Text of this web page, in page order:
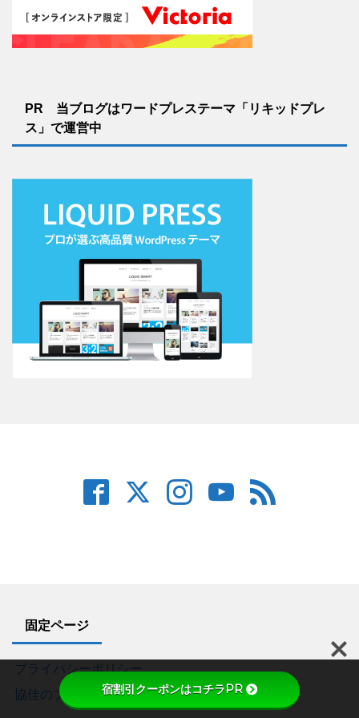
PR 当ブログはワードプレステーマ「リキッドプレ
ス」で運営中
固定ページ
プライバシーポリシー
協佳のプロフィール宿割引クーポンはコチラPR